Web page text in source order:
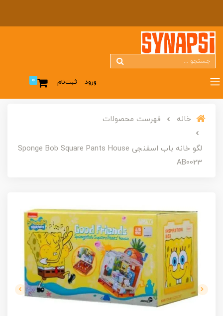
ورود ثبت‌نام 0
خانه فهرست محصولات
لگو خانه باب اسفنجی Sponge Bob Square Pants House
AB0023